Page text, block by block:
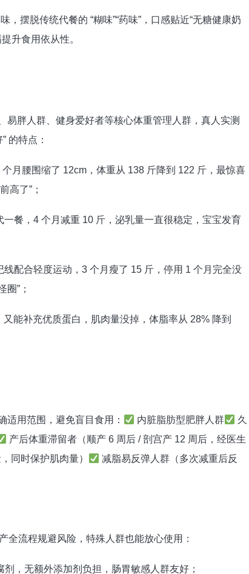
摆脱传统代餐的 “糊味”“药味”，口感贴近“无糖健康奶
升食用依从性。
胖人群、健身爱好者等核心体重管理人群，真人实测
的特点：
腰围缩了 12cm，体重从 138 斤降到 122 斤，最惊喜
高了”；
餐，4 个月减重 10 斤，泌乳量一直很稳定，宝宝发育
配合轻度运动，3 个月瘦了 15 斤，停用 1 个月完全没
”；
能补充优质蛋白，肌肉量没掉，体脂率从 28% 降到
用范围，避免盲目食用： 内脏脂肪型肥胖人群
久
产后体重滞留者（顺产 6 周后 / 剖宫产 12 周后，经医生
同时保护肌肉量）
减脂易反弹人群（多次减重后反
流程规避风险，特殊人群也能放心使用：
，无额外添加剂负担，肠胃敏感人群友好；